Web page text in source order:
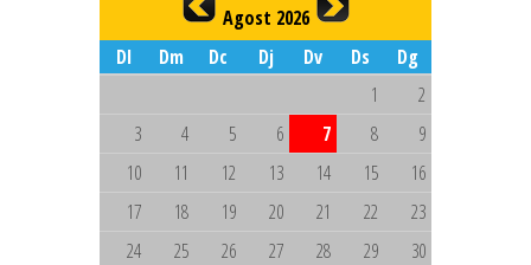
Agost 2026
Dl
Dm Dc Dj Dv Ds
Dg
1
2
3
4 5 6 7 8
9
10
11 12 13 14 15
16
17
18 19 20 21 22
23
24
25 26 27 28 29
30